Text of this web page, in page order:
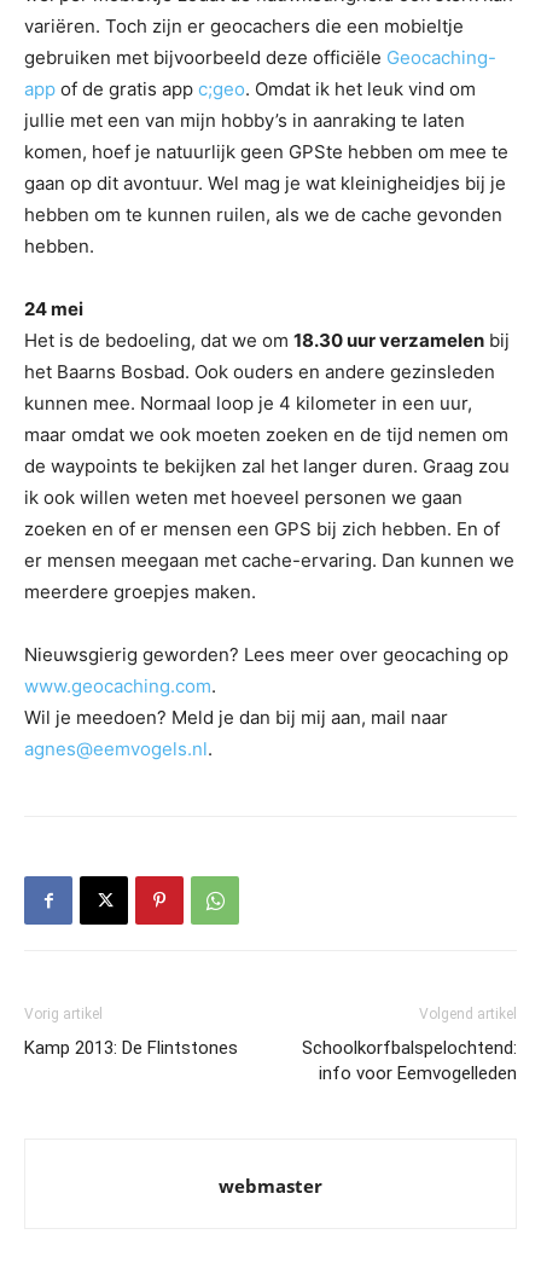
variëren. Toch zijn er geocachers die een mobieltje
gebruiken met bijvoorbeeld deze officiële Geocaching-
app of de gratis app c;geo. Omdat ik het leuk vind om
jullie met een van mijn hobby’s in aanraking te laten
komen, hoef je natuurlijk geen GPSte hebben om mee te
gaan op dit avontuur. Wel mag je wat kleinigheidjes bij je
hebben om te kunnen ruilen, als we de cache gevonden
hebben.
24 mei
Het is de bedoeling, dat we om 18.30 uur verzamelen bij
het Baarns Bosbad. Ook ouders en andere gezinsleden
kunnen mee. Normaal loop je 4 kilometer in een uur,
maar omdat we ook moeten zoeken en de tijd nemen om
de waypoints te bekijken zal het langer duren. Graag zou
ik ook willen weten met hoeveel personen we gaan
zoeken en of er mensen een GPS bij zich hebben. En of
er mensen meegaan met cache-ervaring. Dan kunnen we
meerdere groepjes maken.
Nieuwsgierig geworden? Lees meer over geocaching op
www.geocaching.com.
Wil je meedoen? Meld je dan bij mij aan, mail naar
agnes@eemvogels.nl.
Vorig artikel
Kamp 2013: De Flintstones
Volgend artikel
Schoolkorfbalspelochtend:
info voor Eemvogelleden
webmaster